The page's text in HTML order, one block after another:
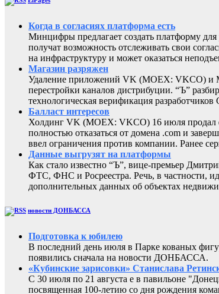
Когда в согласиях платформа есть
Минцифры предлагает создать платформу для
получат возможность отслеживать свои
на инфраструктуру и может оказаться
Магазин разряжен
Удаление приложений VK (MOEX: VKCO) и
перестройки каналов дистрибуции. “Ъ”
технологическая верификация
Балласт интересов
Холдинг VK (MOEX: VKCO) 16 июля продал
полностью отказаться от домена .com и
ввел ограничения против компании. Ранее
Данные выгрузят на платформы
Как стало известно “Ъ”, вице-премьер
ФТС, ФНС и Росреестра. Речь, в частности,
дополнительных данных об объектах
новости ДОНБАССА
Подготовка к юбилею
В последний день июля в Парке кованых
появились сначала на новости ДОНБАССА.
«Кубинские зарисовки» Станислава
С 30 июля по 21 августа е в павильоне
посвященная 100-летию со дня рождения